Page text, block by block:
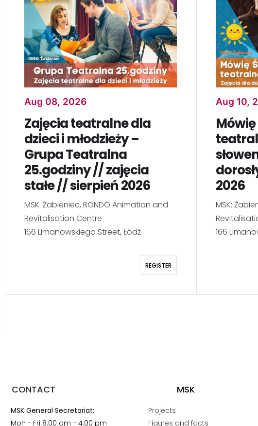
Aug 08, 2026
Zajęcia teatralne dla
dzieci i młodzieży –
Grupa Teatralna
25.godziny // zajęcia
stałe // sierpień 2026
MSK: Żabieniec, RONDO Animation and
Revitalisation Centre
166 Limanowskiego Street, Łódź
REGISTER
Aug 10,
2026
MSK:
166
CONTACT MSK
MSK General Secretariat:
Mon - Fri 8:00 am - 4:00 pm
Projects
Figures and facts